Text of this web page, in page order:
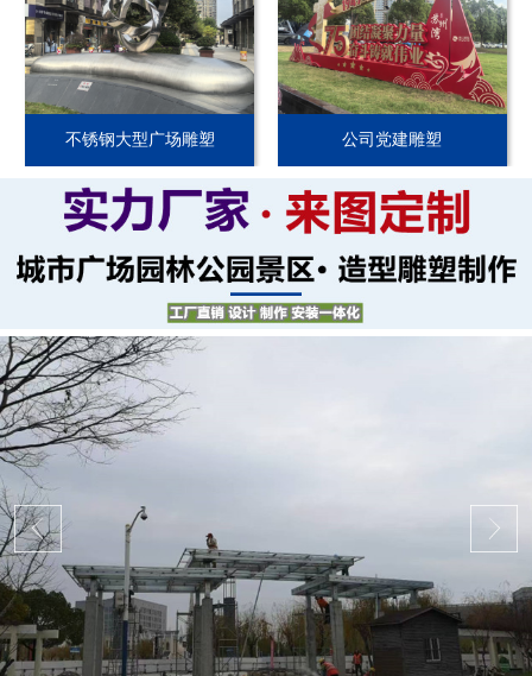
不锈钢大型广场雕塑 公司党建雕塑